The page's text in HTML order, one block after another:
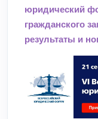
юридический
гражданского
результаты и